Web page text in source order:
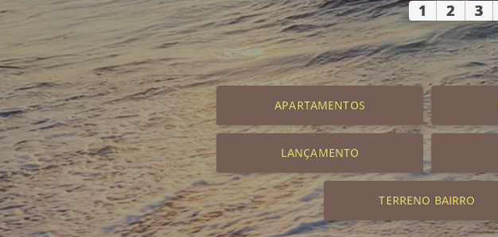
1 2 3
APARTAMENTOS
LANÇAMENTO
TERRENO BAIRRO